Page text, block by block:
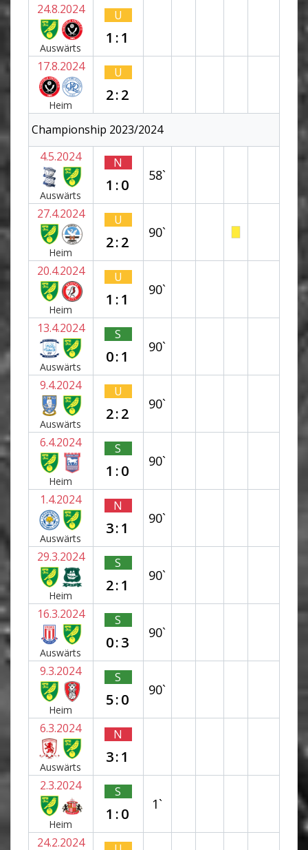
24.8.2024
Auswärts
U
1:1
17.8.2024
Heim
U
2:2
Championship 2023/2024
4.5.2024
Auswärts
N
1:0
58`
27.4.2024
Heim
U
2:2
90`
20.4.2024
Heim
U
1:1
90`
13.4.2024
Auswärts
S
0:1
90`
9.4.2024
Auswärts
U
2:2
90`
6.4.2024
Heim
S
1:0
90`
1.4.2024
Auswärts
N
3:1
90`
29.3.2024
Heim
S
2:1
90`
16.3.2024
Auswärts
S
0:3
90`
9.3.2024
Heim
S
5:0
90`
6.3.2024
Auswärts
N
3:1
2.3.2024
Heim
S
1:0
1`
24.2.2024